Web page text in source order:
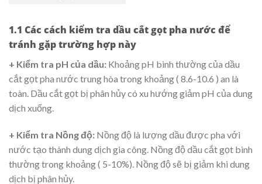
1.1 Các cách kiểm tra dầu cắt gọt pha nước để
tránh gặp trường hợp này
+ Kiểm tra pH của dầu: Khoảng pH bình thường của dầu
cắt gọt pha nước trung hòa trong khoảng ( 8.6-10.6 ) an là
toàn. Dầu cắt gọt bị phân hủy có xu hướng giảm pH của dung
dịch xuống.
+ Kiểm tra Nồng độ: Nồng độ là lượng dầu được pha với
nước tạo thành dung dịch gia công. Nồng độ dầu cắt gọt bình
thường trong khoảng ( 5-10%). Nồng độ sẽ bị giảm khi dung
dịch bị phân hủy.